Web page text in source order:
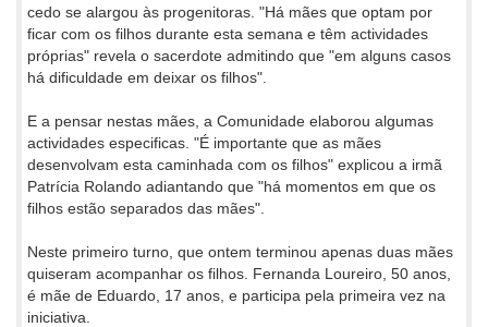
cedo se alargou às progenitoras. "Há mães que optam por
ficar com os filhos durante esta semana e têm actividades
próprias" revela o sacerdote admitindo que "em alguns casos
há dificuldade em deixar os filhos".
E a pensar nestas mães, a Comunidade elaborou algumas
actividades especificas. "É importante que as mães
desenvolvam esta caminhada com os filhos" explicou a irmã
Patrícia Rolando adiantando que "há momentos em que os
filhos estão separados das mães".
Neste primeiro turno, que ontem terminou apenas duas mães
quiseram acompanhar os filhos. Fernanda Loureiro, 50 anos,
é mãe de Eduardo, 17 anos, e participa pela primeira vez na
iniciativa.